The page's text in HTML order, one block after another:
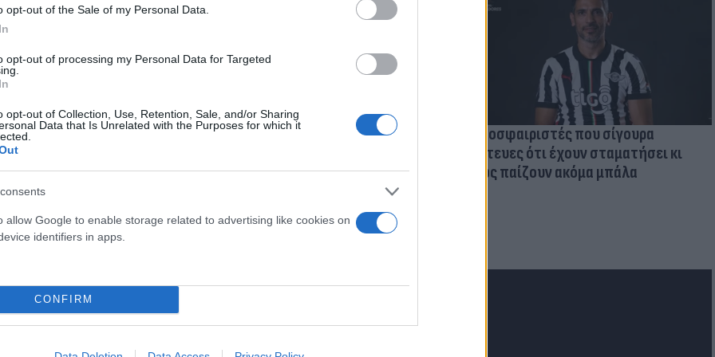
opt-out of the Sale of my Personal Data.
opt-out of processing my Personal Data for Targeted
opt-out of Collection, Use, Retention, Sale, and/or Sharing
Data that Is Unrelated with the Purposes for which it
allow Google to enable storage related to advertising like cookies on
identifiers in apps.
CONFIRM
3,5 φορές
ο κίνδυνος σοβαρής
Νέο κύμα καύσωνα σαρώνει την
Ευρώπη: Θερμοκρασίες - ρεκόρ &
έκτακτα μέτρα σε πολλές χώρες
Ποδοσφαιριστές που σίγουρα
πίστευες ότι έχουν σταματήσει κι
όμως παίζουν ακόμα μπάλα
μην μένεις στο σκοτάδι... ακολούθησε το Flash.gr